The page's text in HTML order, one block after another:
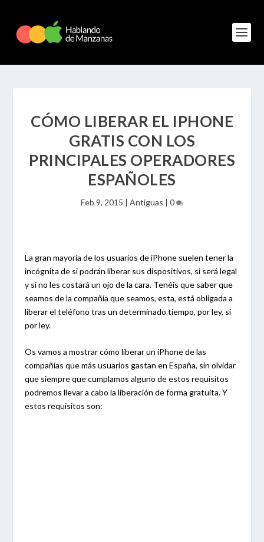
CÓMO LIBERAR EL IPHONE
GRATIS CON LOS
PRINCIPALES OPERADORES
ESPAÑOLES
Feb 9, 2015 | Antiguas | 0
La gran mayoría de los usuarios de iPhone suelen tener la
incógnita de si podrán liberar sus dispositivos, si será legal
y si no les costará un ojo de la cara. Tenéis que saber que
seamos de la compañía que seamos, esta, está obligada a
liberar el teléfono tras un determinado tiempo, por ley, si
por ley.
Os vamos a mostrar cómo liberar un iPhone de las
compañías que más usuarios gastan en España, sin olvidar
que siempre que cumplamos alguno de estos requisitos
podremos llevar a cabo la liberación de forma gratuita. Y
estos requisitos son: